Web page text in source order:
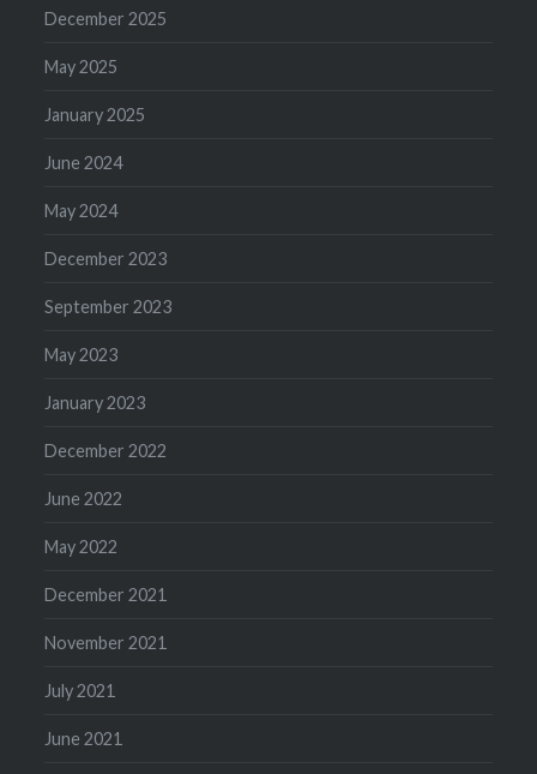
December 2025
May 2025
January 2025
June 2024
May 2024
December 2023
September 2023
May 2023
January 2023
December 2022
June 2022
May 2022
December 2021
November 2021
July 2021
June 2021